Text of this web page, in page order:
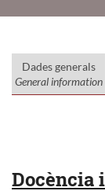
Dades generals
General information
Docència